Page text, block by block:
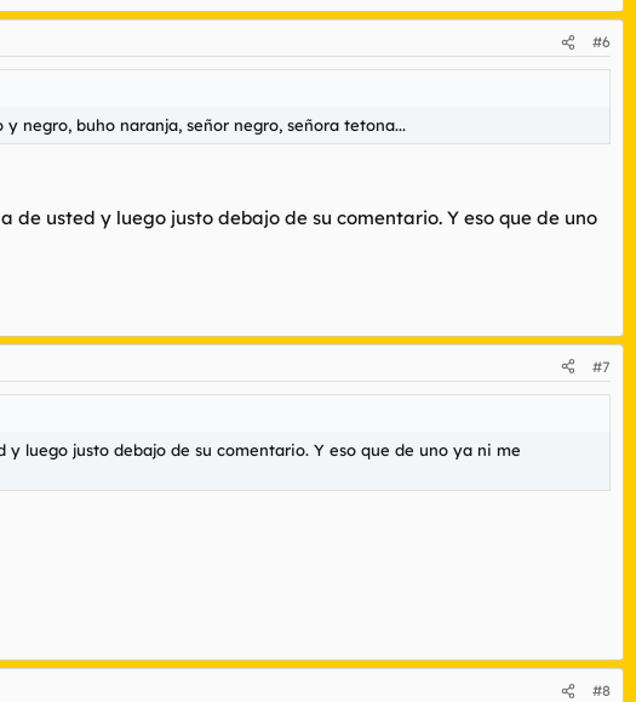
#6
negro, buho naranja, señor negro, señora tetona...
de usted y luego justo debajo de su comentario. Y eso que de uno
#7
luego justo debajo de su comentario. Y eso que de uno ya ni me
#8